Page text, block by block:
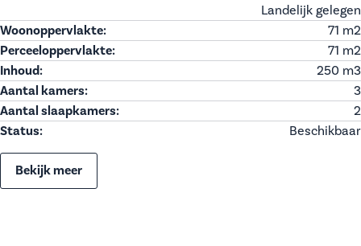
Landelijk gelegen
Woonoppervlakte:
71 m2
Perceeloppervlakte:
71 m2
Inhoud:
250 m3
Aantal kamers:
3
Aantal slaapkamers:
2
Status:
Beschikbaar
Bekijk meer